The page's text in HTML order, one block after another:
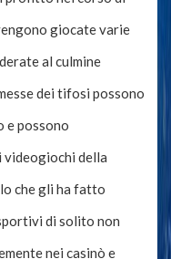
giocate varie
al culmine
dei tifosi possono
e possono
della
che gli ha fatto
di solito non
nei casinò e